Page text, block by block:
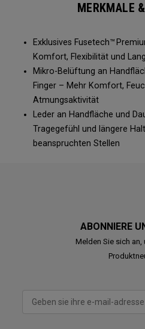
MERKMALE
Exklusives Fusetech™
Komfort, Flexibilität und
Mikro-Belüftung an
Finger – Mehr Komfort,
Atmungsaktivität
Leder an Handfläche und
Tragegefühl und längere
beanspruchten Stellen
ABONNIERE
Melden Sie sich